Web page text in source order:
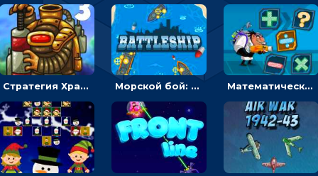
Стратегия Хранители рощи: расставлять монстров, чтобы охранять камни от врагов Морской бой: расставлять корабли и бить вражеские - для мальчиков Математическая стрелялка: решать равенства, чтобы уничтожать монстров